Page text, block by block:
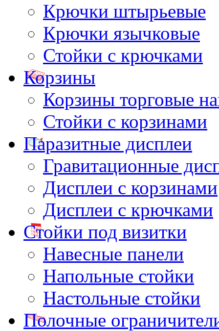
Крючки штырьевые
Крючки язычковые
Стойки с крючками
Корзины
Корзины торговые
Стойки с корзинами
Паразитные дисплеи
Гравитационные
Дисплеи с корзинами
Дисплеи с крючками
Стойки под визитки
Навесные панели
Напольные стойки
Настольные стойки
Полочные